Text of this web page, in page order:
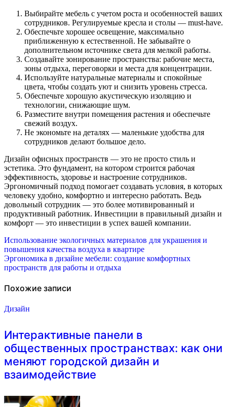
Выбирайте мебель с учетом роста и особенностей ваших
сотрудников. Регулируемые кресла и столы — must-have.
Обеспечьте хорошее освещение, максимально
приближенную к естественной. Не забывайте о
дополнительном источнике света для мелкой работы.
Создавайте зонирование пространства: рабочие места,
зоны отдыха, переговорки и места для концентрации.
Используйте натуральные материалы и спокойные
цвета, чтобы создать уют и снизить уровень стресса.
Обеспечьте хорошую акустическую изоляцию и
технологии, снижающие шум.
Разместите внутри помещения растения и обеспечьте
свежий воздух.
Не экономьте на деталях — маленькие удобства для
сотрудников делают большое дело.
Дизайн офисных пространств — это не просто стиль и
эстетика. Это фундамент, на котором строится рабочая
эффективность, здоровье и настроение сотрудников.
Эргономичный подход помогает создавать условия, в которых
человеку удобно, комфортно и интересно работать. Ведь
довольный сотрудник — это более мотивированный и
продуктивный работник. Инвестиции в правильный дизайн и
комфорт — это инвестиции в успех вашей компании.
Навигация
по
записям
Использование экологичных материалов для украшения и
повышения качества воздуха в квартире
Эргономика в дизайне мебели: создание комфортных
пространств для работы и отдыха
Похожие записи
Дизайн
Интерактивные панели в
общественных пространствах: как они
меняют городской дизайн и
взаимодействие